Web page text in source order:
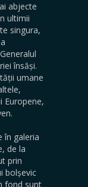
abjecte
ultimii
singura,
însăși.
umane
Europene,
în galeria
de la
prin
bolșevic
fond sunt